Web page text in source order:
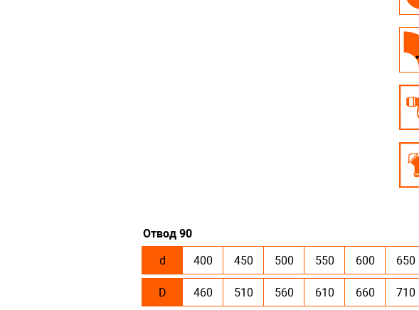
Отвод 90
d
400 450 500 550 600 650
D 460 510 560 610 660 710